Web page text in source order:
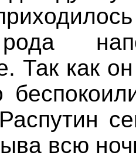
Так как
всю